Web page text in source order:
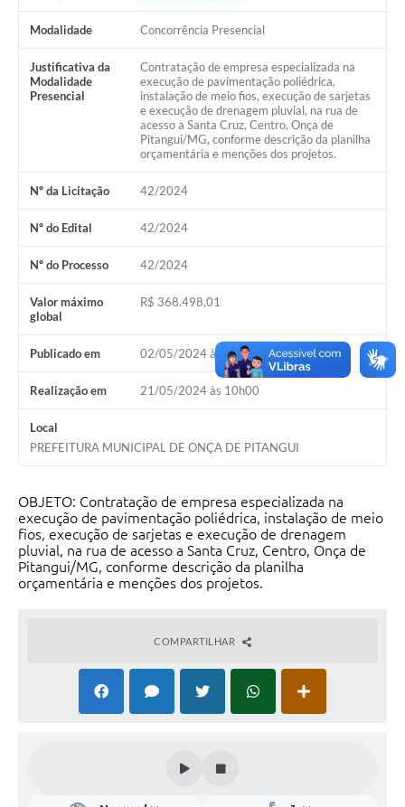
Modalidade Concorrência Presencial
Justificativa da
Modalidade
Presencial
Contratação de empresa especializada na
execução de pavimentação poliédrica,
instalação de meio fios, execução de sarjetas
e execução de drenagem pluvial, na rua de
acesso a Santa Cruz, Centro, Onça de
Pitangui/MG, conforme descrição da planilha
orçamentária e menções dos projetos.
Nº da Licitação 42/2024
Nº do Edital 42/2024
Nº do Processo 42/2024
Valor máximo
global
R$ 368.498,01
Publicado em 02/05/2024 às 12h00
Realização em 21/05/2024 às 10h00
Local
PREFEITURA MUNICIPAL DE ONÇA DE PITANGUI
OBJETO: Contratação de empresa especializada na
execução de pavimentação poliédrica, instalação de meio
fios, execução de sarjetas e execução de drenagem
pluvial, na rua de acesso a Santa Cruz, Centro, Onça de
Pitangui/MG, conforme descrição da planilha
orçamentária e menções dos projetos.
COMPARTILHAR